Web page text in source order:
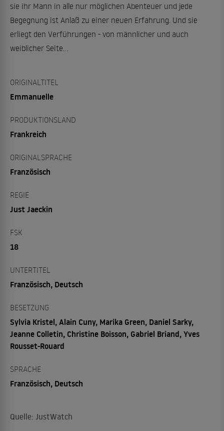
sie ihr Mann in alle nur möglichen Abenteuer und jede
Begegnung ist Anlaß zu einer neuen Erfahrung. Und sie
erliegt den Verführungen - von männlicher und auch
weiblicher Seite...
ORIGINALTITEL
Emmanuelle
PRODUKTIONSLAND
Frankreich
ORIGINALSPRACHE
Französisch
REGIE
Just Jaeckin
FSK
18
UNTERTITEL
Französisch, Deutsch
BESETZUNG
Sylvia Kristel, Alain Cuny, Marika Green, Daniel Sarky,
Jeanne Colletin, Christine Boisson, Gabriel Briand, Yves
Rousset-Rouard
SPRACHE
Französisch, Deutsch
Quelle: JustWatch